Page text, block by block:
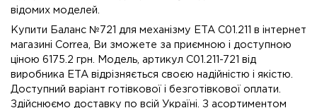
відомих моделей.
Купити Баланс №721 для механізму ETA C01.211 в інтернет
магазині Correa, Ви зможете за приємною і доступною
ціною 6175.2 грн. Модель, артикул C01.211-721 від
виробника ETA відрізняється своєю надійністю і якістю.
Доступний варіант готівкової і безготівкової оплати.
Здійснюємо доставку по всій Україні. З асортиментом